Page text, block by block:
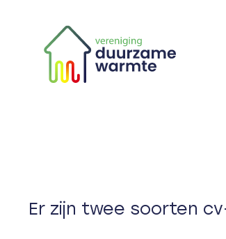
content
Er zijn twee soorten